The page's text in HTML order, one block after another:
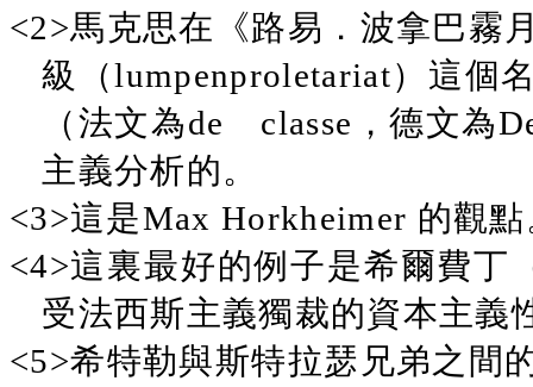
<2>馬克思在《路易．波拿巴霧
級（lumpenproletariat）這個
（法文為de classe，德文為
主義分析的。
<3>這是Max Horkheimer 的觀點
<4>這裏最好的例子是希爾費
受法西斯主義獨裁的資本主義
<5>希特勒與斯特拉瑟兄弟之間